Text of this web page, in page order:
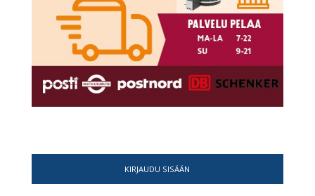
KIRJAUDU SISÄÄN